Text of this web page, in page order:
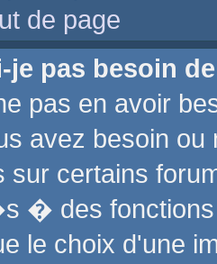
de page
je pas besoin
pas en avoir
avez besoin ou
sur certains
� des fonctions
le choix d'une